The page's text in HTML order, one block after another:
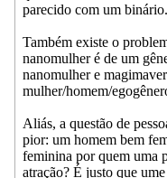
parecido com um binário.
Também existe o
nanomulher é de um
nanomulher e
mulher/homem/
Aliás, a questão de
pior: um homem bem
feminina por quem uma
atração? É justo que